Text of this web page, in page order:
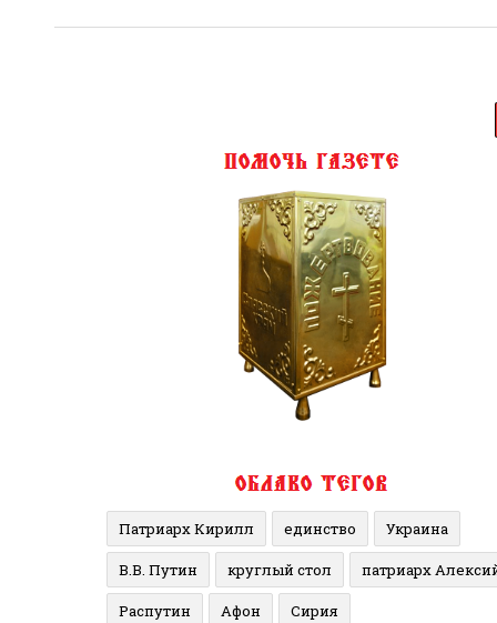
Патриарх Кирилл единство Украина
В.В. Путин круглый стол патриарх
Распутин Афон Сирия